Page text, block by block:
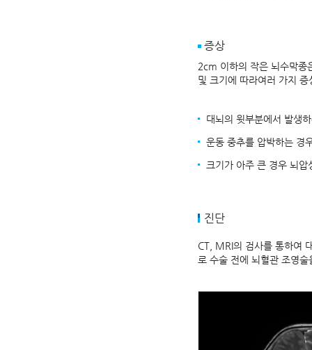
증상
2cm 이하의 작은 뇌수막종
및 크기에 따라여러 가지
대뇌의 윗부분에서 발생
운동 중추를 압박하는 경
크기가 아주 큰 경우 뇌
진단
CT, MRI의 검사를 통하여
로 수술 전에 뇌혈관 조영